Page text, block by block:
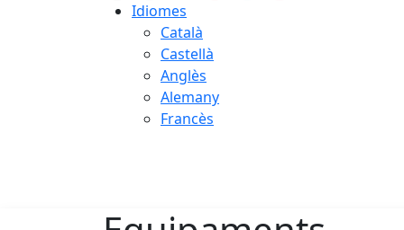
Idiomes
Català
Castellà
Anglès
Alemany
Francès